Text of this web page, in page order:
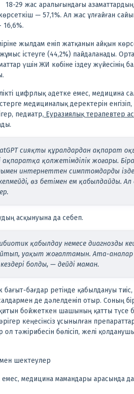
18-29 жас аралығындағы
— 57,1%. Ал жас ұлғайған
16,6%.
жылдам еніп жатқанын айқын
істеуге (44,2%) пайдаланады.
үшін ЖИ көбіне іздеу жүйесінің
цифрлық әдетке емес, медицина
медициналық деректерін
педиатр, Еуразиялық терапевтер
сияқты құралдардан ақпарат
қолжетімділік жоғары.
интернеттен симптомдарды
өз бетімен ем қабылдайды.
асқынуына да себеп.
қабылдау немесе диагнозды
уақыт жоғалтамын. Ата-аналар
болды, — дейді маман.
бағыт-бағдар ретінде қабылдануы
де дәлелденіп отыр. Соның
бойжеткен шашының қатты түсе
кеңесінсіз ұсынылған
тәжірибесін бөлісіп, желі
шектеулер
медицина мамандары арасында да